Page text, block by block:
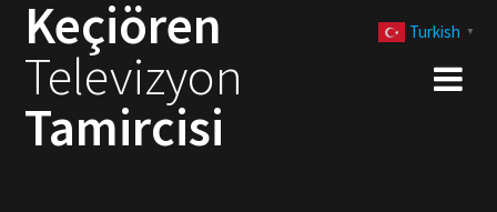
Keçiören
Televizyon
Tamircisi
Turkish ▼